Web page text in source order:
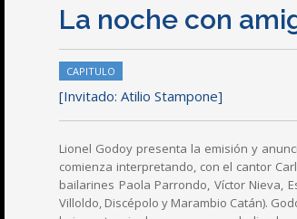
La noche con
CAPITULO
[Invitado: Atilio Stampone]
Lionel Godoy presenta la emisión y
comienza interpretando, con el cantor
bailarines Paola Parrondo, Víctor Nieva,
Villoldo, Discépolo y Marambio Catán).